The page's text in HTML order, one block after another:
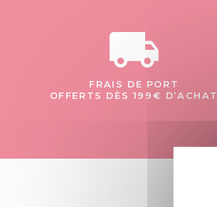
FRAIS DE PORT
OFFERTS DÈS 199€ D’ACHAT